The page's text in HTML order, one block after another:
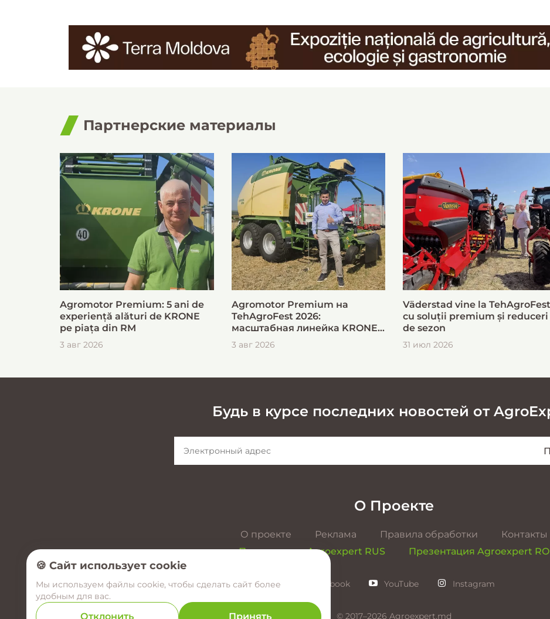
Партнерские материалы
Agromotor Premium: 5 ani de
experiență alături de KRONE
pe piața din RM
3 авг 2026
Agromotor Premium на
TehAgroFest 2026:
масштабная линейка KRONE
для быстрой и эффективной
заготовки кормов
3 авг 2026
Väderstad vine la TehAgroFest
cu soluții premium și reduceri
de sezon
31 июл 2026
Будь в курсе последних новостей от
О Проекте
О проекте Реклама Правила обработки
Контакты
Презентация Agroexpert RUS
Презентация Agroexpert RO
Facebook YouTube Instagram
© 2017–2026 Agroexpert.md
🍪 Сайт использует cookie
Мы используем файлы cookie, чтобы сделать сайт более
удобным для вас.
Отклонить Принять